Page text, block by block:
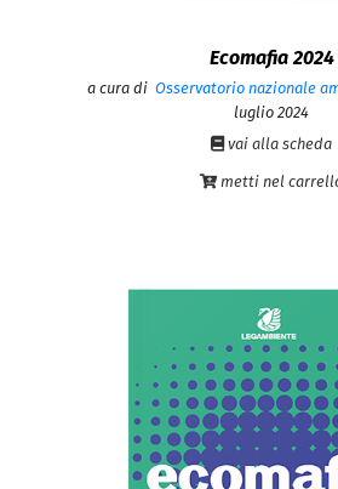
Ecomafia 2024
a cura di Osservatorio nazionale
luglio 2024
vai alla scheda
metti nel